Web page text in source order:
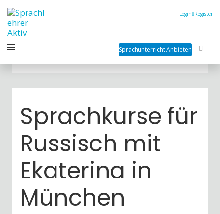
Login Register
Sprachunterricht Anbieten
Sprachkurse für
Russisch mit
Ekaterina in
München